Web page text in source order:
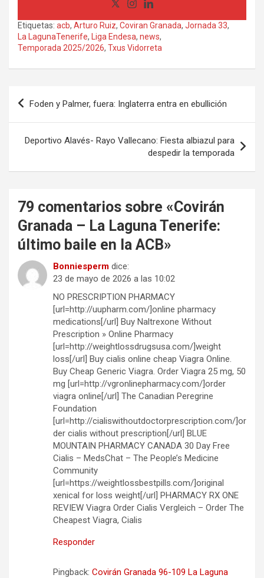
Etiquetas: acb, Arturo Ruiz, Coviran Granada, Jornada 33,
La LagunaTenerife, Liga Endesa, news,
Temporada 2025/2026, Txus Vidorreta
Navegación
Foden y Palmer, fuera: Inglaterra entra en ebullición
Deportivo Alavés- Rayo Vallecano: Fiesta albiazul para
despedir la temporada
79 comentarios sobre «Covirán
Granada – La Laguna Tenerife:
último baile en la ACB»
Bonniesperm dice:
23 de mayo de 2026 a las 10:02
NO PRESCRIPTION PHARMACY
[url=http://uupharm.com/]online pharmacy
medications[/url] Buy Naltrexone Without
Prescription » Online Pharmacy
[url=http://weightlossdrugsusa.com/]weight
loss[/url] Buy cialis online cheap Viagra Online.
Buy Cheap Generic Viagra. Order Viagra 25 mg, 50
mg [url=http://vgronlinepharmacy.com/]order
viagra online[/url] The Canadian Peregrine
Foundation
[url=http://cialiswithoutdoctorprescription.com/]or
der cialis without prescription[/url] BLUE
MOUNTAIN PHARMACY CANADA 30 Day Free
Cialis – MedsChat – The People’s Medicine
Community
[url=https://weightlossbestpills.com/]original
xenical for loss weight[/url] PHARMACY RX ONE
REVIEW Viagra Order Cialis Vergleich – Order The
Cheapest Viagra, Cialis
Responder
Pingback: Covirán Granada 96-109 La Laguna